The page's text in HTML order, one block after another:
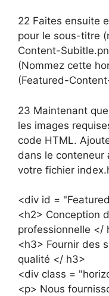
22 Faites ensuite
pour le sous-titre
Content-
(Nommez cette
(Featured-
23 Maintenant
les images
code HTML.
dans le conteneur
votre fichier
<div id =
<h2> Conception
professionnelle </
<h3> Fournir des
qualité </ h3>
<div class =
<p> Nous